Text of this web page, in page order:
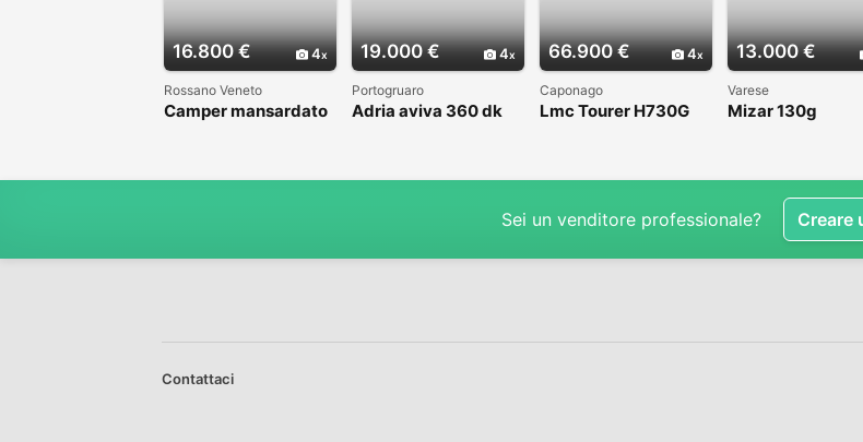
16.800 € 4
Rossano Veneto
Camper mansardato
19.000 € 4
Portogruaro
Adria aviva 360 dk
66.900 € 4
Caponago
Lmc Tourer H730G
13.000 €
Varese
Mizar 130g
Sei un venditore professionale? Creare
Contattaci